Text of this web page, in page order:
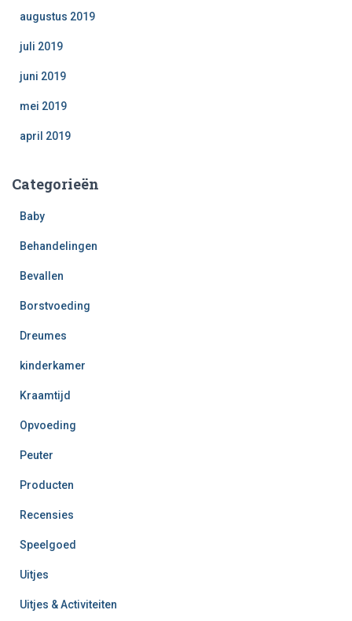
augustus 2019
juli 2019
juni 2019
mei 2019
april 2019
Categorieën
Baby
Behandelingen
Bevallen
Borstvoeding
Dreumes
kinderkamer
Kraamtijd
Opvoeding
Peuter
Producten
Recensies
Speelgoed
Uitjes
Uitjes & Activiteiten